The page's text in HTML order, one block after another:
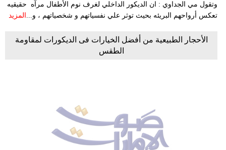
وتقول مي الجداوي : ان الديكور الداخلي لغرف نوم الأطفال مرآه حقيقيه
تعكس أرواحهم البريئه بحيث توثر علي نفسياتهم و شخصياتهم ، و... المزيد
الأحجار الطبيعية من أفضل الخيارات فى الديكورات لمقاومة
الطقس